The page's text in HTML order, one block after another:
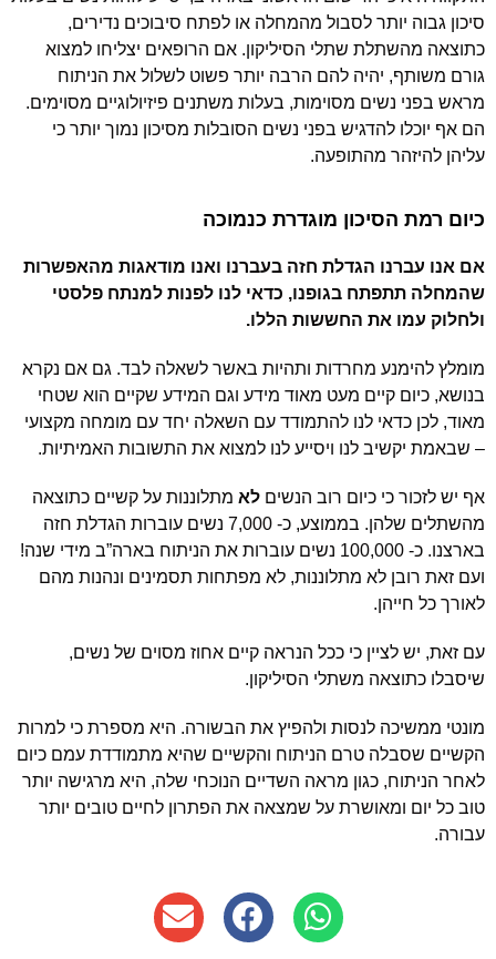
סיכון גבוה יותר לסבול מהמחלה או לפתח סיבוכים נדירים,
כתוצאה מהשתלת שתלי הסיליקון. אם הרופאים יצליחו למצוא
גורם משותף, יהיה להם הרבה יותר פשוט לשלול את הניתוח
מראש בפני נשים מסוימות, בעלות משתנים פיזיולוגיים מסוימים.
הם אף יוכלו להדגיש בפני נשים הסובלות מסיכון נמוך יותר כי
עליהן להיזהר מהתופעה.
כיום רמת הסיכון מוגדרת כנמוכה
אם אנו עברנו הגדלת חזה בעברנו ואנו מודאגות מהאפשרות
שהמחלה תתפתח בגופנו, כדאי לנו לפנות למנתח פלסטי
ולחלוק עמו את החששות הללו.
מומלץ להימנע מחרדות ותהיות באשר לשאלה לבד. גם אם נקרא
בנושא, כיום קיים מעט מאוד מידע וגם המידע שקיים הוא שטחי
מאוד, לכן כדאי לנו להתמודד עם השאלה יחד עם מומחה מקצועי
– שבאמת יקשיב לנו ויסייע לנו למצוא את התשובות האמיתיות.
אף יש לזכור כי כיום רוב הנשים לא מתלוננות על קשיים כתוצאה
מהשתלים שלהן. בממוצע, כ- 7,000 נשים עוברות הגדלת חזה
בארצנו. כ- 100,000 נשים עוברות את הניתוח בארה”ב מידי שנה!
ועם זאת רובן לא מתלוננות, לא מפתחות תסמינים ונהנות מהם
לאורך כל חייהן.
עם זאת, יש לציין כי ככל הנראה קיים אחוז מסוים של נשים,
שיסבלו כתוצאה משתלי הסיליקון.
מונטי ממשיכה לנסות ולהפיץ את הבשורה. היא מספרת כי למרות
הקשיים שסבלה טרם הניתוח והקשיים שהיא מתמודדת עמם כיום
לאחר הניתוח, כגון מראה השדיים הנוכחי שלה, היא מרגישה יותר
טוב כל יום ומאושרת על שמצאה את הפתרון לחיים טובים יותר
עבורה.